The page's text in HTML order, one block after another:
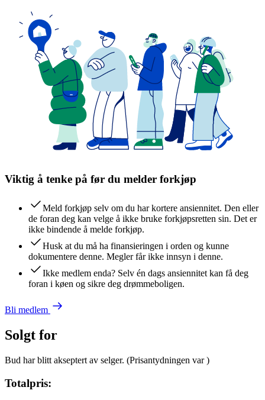
Viktig å tenke på før du melder forkjøp
Meld forkjøp selv om du har kortere ansiennitet. Den eller
de foran deg kan velge å ikke bruke forkjøpsretten sin. Det er
ikke bindende å melde forkjøp.
Husk at du må ha finansieringen i orden og kunne
dokumentere denne. Megler får ikke innsyn i denne.
Ikke medlem enda? Selv én dags ansiennitet kan få deg
foran i køen og sikre deg drømmeboligen.
Bli medlem
Solgt for
Bud har blitt akseptert av selger. (Prisantydningen var)
Totalpris: